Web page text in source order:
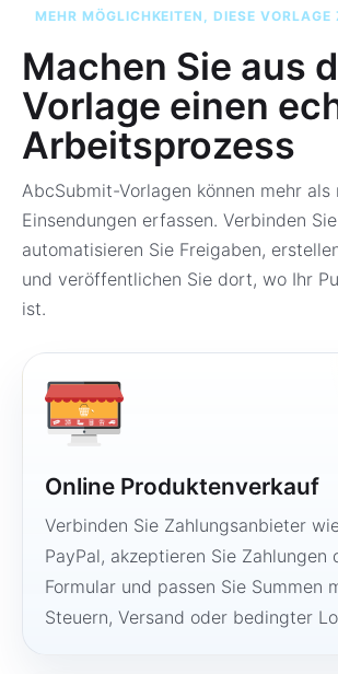
MEHR MÖGLICHKEITEN, DIESE VORLAGE
Machen Sie aus
Vorlage einen
Arbeitsprozess
AbcSubmit-Vorlagen können mehr als
Einsendungen erfassen. Verbinden
automatisieren Sie Freigaben,
und veröffentlichen Sie dort, wo Ihr
ist.
Online Produktenverkauf
Verbinden Sie Zahlungsanbieter
PayPal, akzeptieren Sie Zahlungen
Formular und passen Sie Summen
Steuern, Versand oder bedingter